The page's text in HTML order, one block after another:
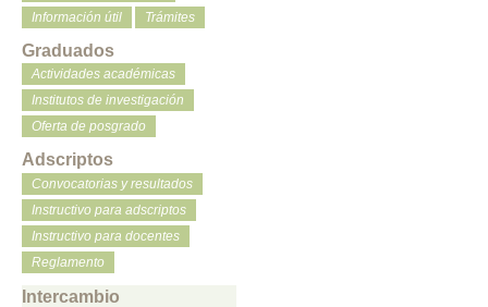
Información útil
Trámites
Graduados
Actividades académicas
Institutos de investigación
Oferta de posgrado
Adscriptos
Convocatorias y resultados
Instructivo para adscriptos
Instructivo para docentes
Reglamento
Intercambio